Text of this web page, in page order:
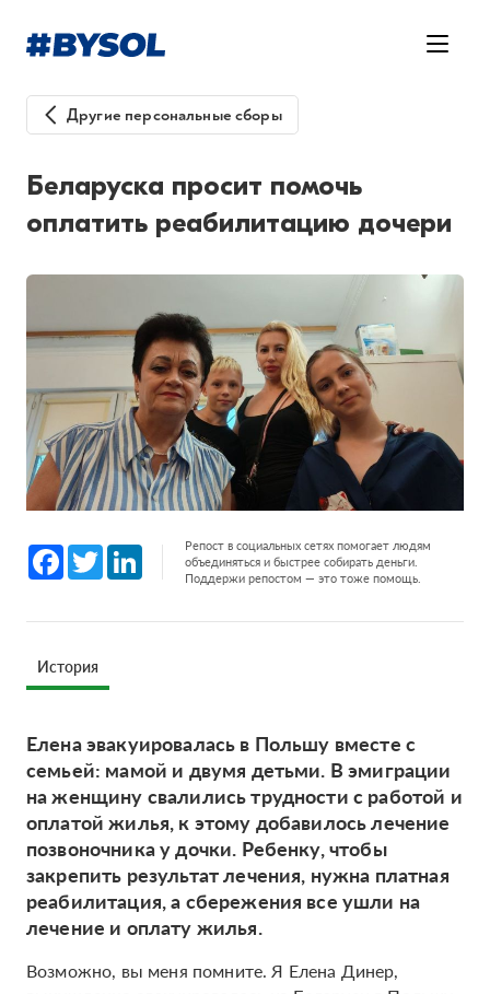
Другие персональные сборы
Беларуска просит помочь
оплатить реабилитацию дочери
Facebook
Twitter LinkedInРепост в социальных сетях помогает людям
объединяться и быстрее собирать деньги.
Поддержи репостом — это тоже помощь.
История
Елена эвакуировалась в Польшу вместе с
семьей: мамой и двумя детьми. В эмиграции
на женщину свалились трудности с работой и
оплатой жилья, к этому добавилось лечение
позвоночника у дочки. Ребенку, чтобы
закрепить результат лечения, нужна платная
реабилитация, а сбережения все ушли на
лечение и оплату жилья.
Возможно, вы меня помните. Я Елена Динер,